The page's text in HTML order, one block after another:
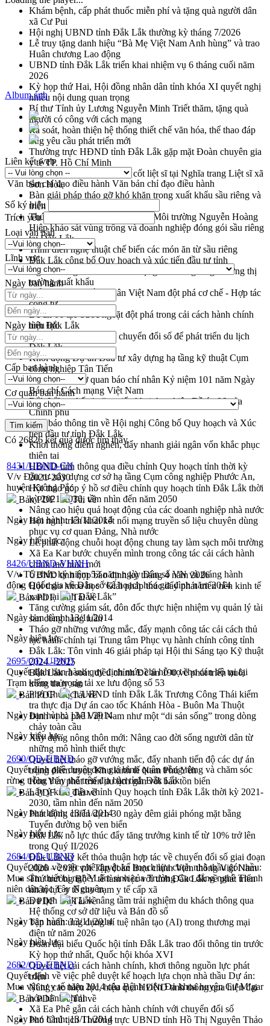
Khám bệnh, cấp phát thuốc miễn phí và tặng quà người dân
xã Cư Pui
Hội nghị UBND tỉnh Đắk Lắk thường kỳ tháng 7/2026
Lễ truy tặng danh hiệu “Bà Mẹ Việt Nam Anh hùng” và trao
Huân chương Lao động
UBND tỉnh Đắk Lắk triển khai nhiệm vụ 6 tháng cuối năm
2026
Kỳ họp thứ Hai, Hội đồng nhân dân tỉnh khóa XI quyết nghị
nhiều nội dung quan trọng
Bí thư Tỉnh ủy Lương Nguyễn Minh Triết thăm, tặng quà
người có công với cách mạng
Rà soát, hoàn thiện hệ thống thiết chế văn hóa, thể thao đáp
ứng yêu cầu phát triển mới
Thường trực HĐND tỉnh Đắk Lắk gặp mặt Đoàn chuyên gia
y tế TP. Hồ Chí Minh
Lễ truy điệu và an táng hài cốt liệt sĩ tại Nghĩa trang Liệt sĩ xã
Sơn Hòa
Bàn giải pháp tháo gỡ khó khăn trong xuất khẩu sầu riêng và
triển khai quy định EUDR
Thứ trưởng Bộ Nông nghiệp và Môi trường Nguyễn Hoàng
Hiệp khảo sát vùng trồng và doanh nghiệp đóng gói sầu riêng
tại Đắk Lắk
Trình diễn nghệ thuật chế biến các món ăn từ sầu riêng
Đắk Lắk công bố Quy hoạch và xúc tiến đầu tư tỉnh
Ngành cá ngừ Đắk Lắk chủ động thích ứng để giữ vững thị
trường xuất khẩu
Diễn đàn Kinh tế tư nhân Việt Nam đột phá cơ chế - Hợp tác
công tư
Đề án 06 tạo bước ngoặt đột phá trong cải cách hành chính
tỉnh Đắk Lắk
Kết nối tour, đẩy mạnh chuyển đổi số để phát triển du lịch
Đắk Lắk
Khởi động Dự án Đầu tư xây dựng hạ tầng kỹ thuật Cụm
công nghiệp Tân Tiến
Gặp mặt các cơ quan báo chí nhân Kỷ niệm 101 năm Ngày
Báo chí Cách mạng Việt Nam
Đắk Lắk sơ kết 4 năm triển khai thực hiện Đề án 06 của
Chính phủ
Họp báo thông tin về Hội nghị Công bố Quy hoạch và Xúc
tiến đầu tư tỉnh Đắk Lắk
Khơi thông điểm nghẽn, đẩy nhanh giải ngân vốn khắc phục
thiên tai
HĐND tỉnh thông qua điều chỉnh Quy hoạch tỉnh thời kỳ
2021-2030
Hội thảo góp ý hồ sơ điều chỉnh quy hoạch tỉnh Đắk Lắk thời
kỳ 2021-2030, tầm nhìn đến năm 2050
Nâng cao hiệu quả hoạt động của các doanh nghiệp nhà nước
Hội nghị triển khai kết nối mạng truyền số liệu chuyên dùng
phục vụ cơ quan Đảng, Nhà nước
Lễ phát động chuỗi hoạt động chung tay làm sạch môi trường
Xã Ea Kar bước chuyển mình trong công tác cải cách hành
chính mô hình mới
UBND tỉnh họp báo định kỳ tháng 4 năm 2026
Hội thảo khoa học “Giải pháp thúc đẩy phát triển nền kinh tế
xanh tại tỉnh Đắk Lắk”
Tăng cường giám sát, đôn đốc thực hiện nhiệm vụ quản lý tài
sản công hàng tuần
Tháo gỡ những vướng mắc, đẩy mạnh công tác cải cách thủ
tục hành chính tại Trung tâm Phục vụ hành chính công tỉnh
Đắk Lắk: Tôn vinh 46 giải pháp tại Hội thi Sáng tạo Kỹ thuật
2024 - 2025
Đắk Lắk rà soát, điều chỉnh Đề án 190 về phát triển nuôi
trồng thủy sản
Phó Chủ tịch UBND tỉnh Đắk Lắk Trương Công Thái kiểm
tra thực địa Dự án cao tốc Khánh Hòa - Buôn Ma Thuột
Định vị cà phê Việt Nam như một “di sản sống” trong dòng
chảy toàn cầu
Xây dựng nông thôn mới: Nâng cao đời sống người dân từ
những mô hình thiết thực
Quyết liệt tháo gỡ vướng mắc, đẩy nhanh tiến độ các dự án
trọng điểm trong Khu kinh tế Nam Phú Yên
Hòn Yến phát triển du lịch gắn với bảo tồn biển
Lấy ý kiến điều chỉnh Quy hoạch tỉnh Đắk Lắk thời kỳ 2021-
2030, tầm nhìn đến năm 2050
Phát động chiến dịch 30 ngày đêm giải phóng mặt bằng
Tuyến đường bộ ven biển
Đắk Lắk nỗ lực thúc đẩy tăng trưởng kinh tế từ 10% trở lên
trong Quý II/2026
Đắk Lắk ký kết thỏa thuận hợp tác về chuyển đổi số giai đoạn
2026 – 2030 với Tập đoàn Bưu chính Viễn thông Việt Nam
Thứ trưởng Bộ Y tế làm việc với tỉnh Đắk Lắk về phát triển
nhân lực y tế cho trạm y tế cấp xã
Du lịch Đắk Lắk nâng tầm trải nghiệm du khách thông qua
Hệ thống cơ sở dữ liệu và Bản đồ số
Tập huấn ứng dụng trí tuệ nhân tạo (AI) trong thương mại
điện tử năm 2026
Đoàn đại biểu Quốc hội tỉnh Đắk Lắk trao đổi thông tin trước
Kỳ họp thứ nhất, Quốc hội khóa XVI
Quyết liệt cải cách hành chính, khơi thông nguồn lực phát
triển
Nâng cao hiệu lực, hiệu quả HĐND tỉnh thông qua hiện đại
hóa hành chính
Xã Ea Phê gắn cải cách hành chính với chuyển đổi số
Phó Chủ tịch Thường trực UBND tỉnh Hồ Thị Nguyên Thảo
Album ảnh
Liên kết web
Văn bản chỉ đạo điều hành Văn bản chỉ đạo điều hành
Số ký hiệu
Trích yếu
Loại văn bản
Lĩnh vực
Ngày ban hành
Ngày hiệu lực
Cấp ban hành
Cơ quan ban hành
Có 26826kết quả được tìm thấy
8431/UBND-CN
V/v Đầu tư xây dựng cơ sở hạ tầng Cụm công nghiệp Phước An,
huyện Krông Pắc
Bản PDF
Tải về
Ngày ban hành:13/11/2014
Ngày hiệu lực:
8426/UBND-VHXH
V/v Tổ chức kỷ niệm 53 năm ngày Dân số VN và tháng hành
động Quốc gia về Dân số kế hoạch hóa gia đình năm 2014
Bản PDF
Tải về
Ngày ban hành:13/11/2014
Ngày hiệu lực:
2695/QĐ-UBND
Quyết định ban hành quy định mức chi hỗ trợ cho cán bộ tại tại
Trạm kiểm tra trọng tải xe lưu động số 53
Bản PDF
Tải về
Ngày ban hành:13/11/2014
Ngày hiệu lực:
2690/QĐ-UBND
Quyết định phê duyệt đơn giá bình quân trồng rừng và chăm sóc
rừng trồng thay thế trên địa bàn tỉnh Đắk Lắk
Bản PDF
Tải về
Ngày ban hành: 13/11/2014
Ngày hiệu lực:
2684/QĐ-UBND
Quyết định về việc phê duyệt kế hoạch lựa chọn nhà thầu gói thầu:
Mua sắm thiết bị nghề Lâm sinh của Trường Cao đẳng nghề Thanh
niên dân tộc Tây Nguyên
Bản PDF
Tải về
Ngày ban hành:13/11/2014
Ngày hiệu lực:
2682/QĐ-UBND
Quyết định về việc phê duyệt kế hoạch lựa chọn nhà thầu Dự án:
Mua vật tư y tế năm 2014 của Bệnh viện Đa khoa huyện Cư M’gar
Bản PDF
Tải về
Ngày ban hành:13/11/2014